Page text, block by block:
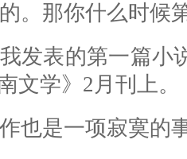
。那你什么时候
发表的第一篇小
文学》2月刊上。
也是一项寂寞的